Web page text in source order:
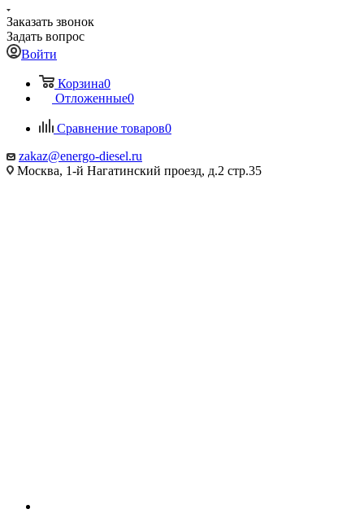
Заказать звонок
Задать вопрос
Войти
Корзина0
Отложенные0
Сравнение товаров0
zakaz@energo-diesel.ru
Москва, 1-й Нагатинский проезд, д.2 стр.35